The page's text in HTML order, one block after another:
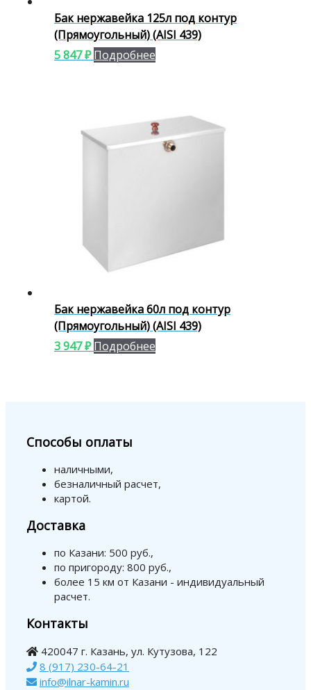
Бак нержавейка 125л под контур
(Прямоугольный) (AISI 439)
5 847₽ Подробнее
Бак нержавейка 60л под контур
(Прямоугольный) (AISI 439)
3 947₽ Подробнее
Способы оплаты
наличными,
безналичный расчет,
картой.
Доставка
по Казани: 500 руб.,
по пригороду: 800 руб.,
более 15 км от Казани - индивидуальный
расчет.
Контакты
420047 г. Казань, ул. Кутузова, 122
8 (917) 230-64-21
info@ilnar-kamin.ru